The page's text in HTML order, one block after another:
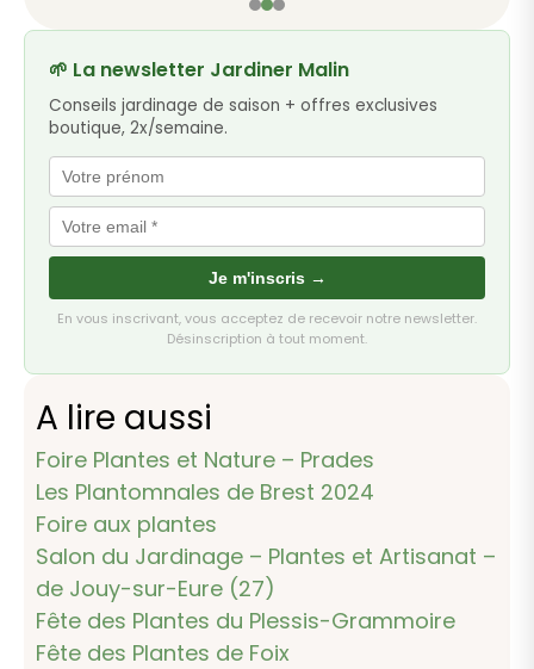
🌱 La newsletter Jardiner Malin
Conseils jardinage de saison + offres exclusives
boutique, 2x/semaine.
Je m'inscris →
En vous inscrivant, vous acceptez de recevoir notre newsletter.
Désinscription à tout moment.
A lire aussi
Foire Plantes et Nature – Prades
Les Plantomnales de Brest 2024
Foire aux plantes
Salon du Jardinage – Plantes et Artisanat –
de Jouy-sur-Eure (27)
Fête des Plantes du Plessis-Grammoire
Fête des Plantes de Foix